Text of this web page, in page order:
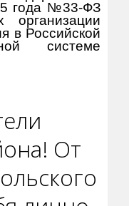
года №33-ФЗ
в Российской
системе
От